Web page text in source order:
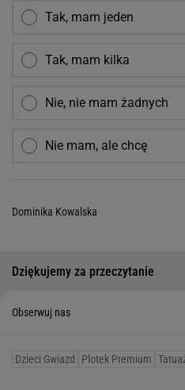
Tak, mam jeden
Tak, mam kilka
Nie, nie mam żadnych
Nie mam, ale chcę
Dominika Kowalska
Dziękujemy za przeczytanie
Obserwuj nas
Dzieci Gwiazd Plotek Premium